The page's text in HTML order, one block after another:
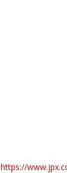
https://